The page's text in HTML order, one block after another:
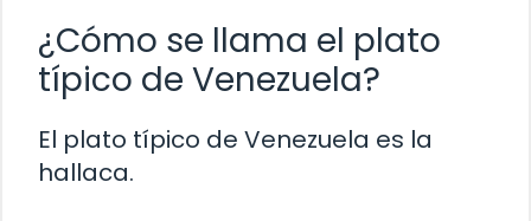
¿Cómo se llama el plato
típico de Venezuela?
El plato típico de Venezuela es la
hallaca.